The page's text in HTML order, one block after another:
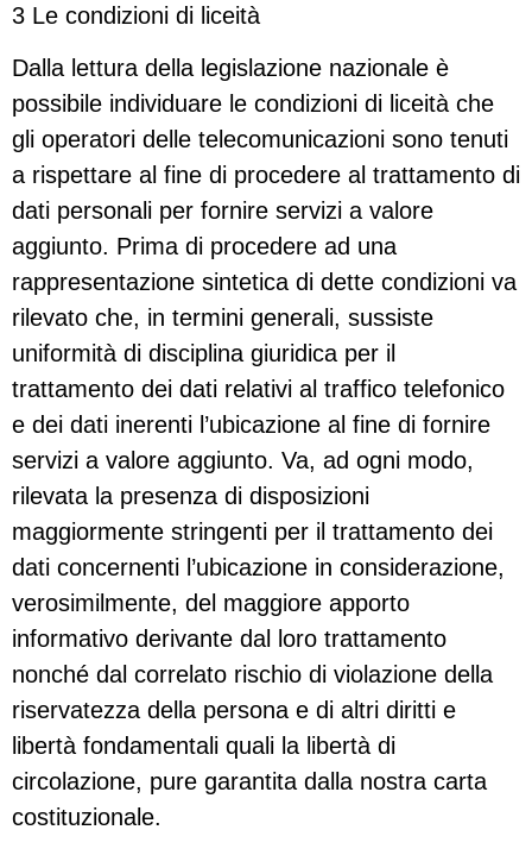
3 Le condizioni di liceità
Dalla lettura della legislazione nazionale è
possibile individuare le condizioni di liceità che
gli operatori delle telecomunicazioni sono tenuti
a rispettare al fine di procedere al trattamento di
dati personali per fornire servizi a valore
aggiunto. Prima di procedere ad una
rappresentazione sintetica di dette condizioni va
rilevato che, in termini generali, sussiste
uniformità di disciplina giuridica per il
trattamento dei dati relativi al traffico telefonico
e dei dati inerenti l’ubicazione al fine di fornire
servizi a valore aggiunto. Va, ad ogni modo,
rilevata la presenza di disposizioni
maggiormente stringenti per il trattamento dei
dati concernenti l’ubicazione in considerazione,
verosimilmente, del maggiore apporto
informativo derivante dal loro trattamento
nonché dal correlato rischio di violazione della
riservatezza della persona e di altri diritti e
libertà fondamentali quali la libertà di
circolazione, pure garantita dalla nostra carta
costituzionale.